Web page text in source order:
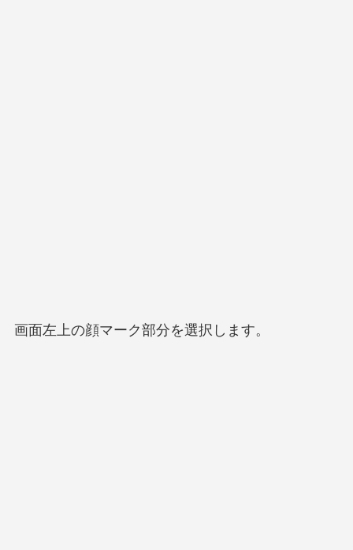
画面左上の顔マーク部分を選択します。